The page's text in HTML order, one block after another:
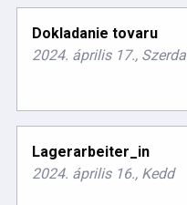
Dokladanie tovaru
2024. április 17., Szerda
Lagerarbeiter_in
2024. április 16., Kedd